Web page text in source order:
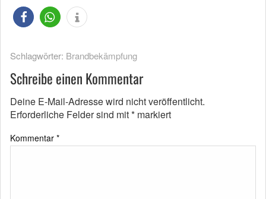
Schlagwörter: Brandbekämpfung
Schreibe einen Kommentar
Deine E-Mail-Adresse wird nicht veröffentlicht.
Erforderliche Felder sind mit* markiert
Kommentar *